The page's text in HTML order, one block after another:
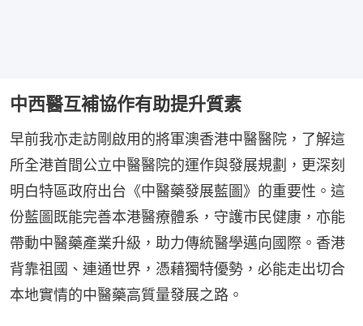
中西醫互補協作有助提升質素
早前我亦走訪剛啟用的將軍澳香港中醫醫院，了解這
所全港首間公立中醫醫院的運作與發展規劃，更深刻
明白特區政府出台《中醫藥發展藍圖》的重要性。這
份藍圖既能完善本港醫療體系，守護市民健康，亦能
帶動中醫藥產業升級，助力傳統醫學邁向國際。香港
背靠祖國、連通世界，憑藉獨特優勢，必能走出切合
本地實情的中醫藥高質量發展之路。